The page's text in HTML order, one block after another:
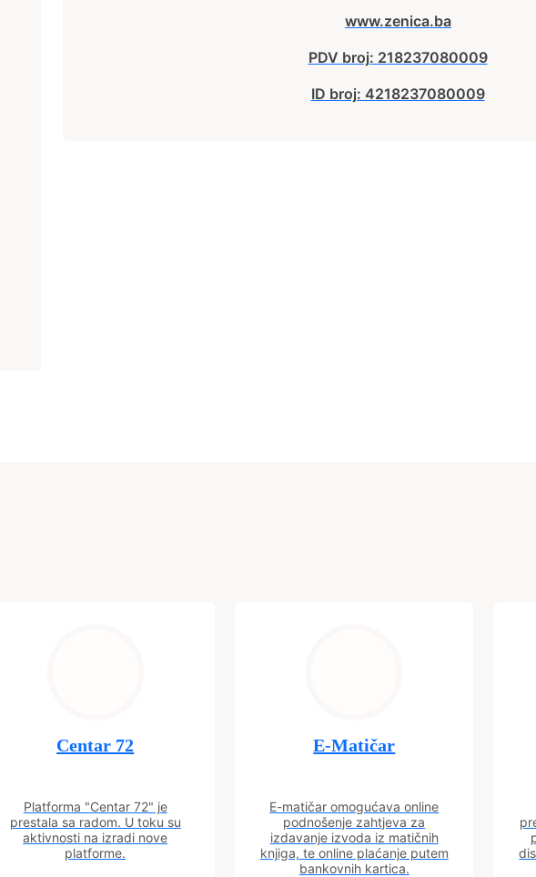
www.zenica.ba
PDV broj: 218237080009
ID broj: 4218237080009
Centar 72
Platforma "Centar 72" je
prestala sa radom. U toku su
aktivnosti na izradi nove
platforme.
E-Matičar
E-matičar omogućava online
podnošenje zahtjeva za
izdavanje izvoda iz matičnih
knjiga, te online plaćanje putem
bankovnih kartica.